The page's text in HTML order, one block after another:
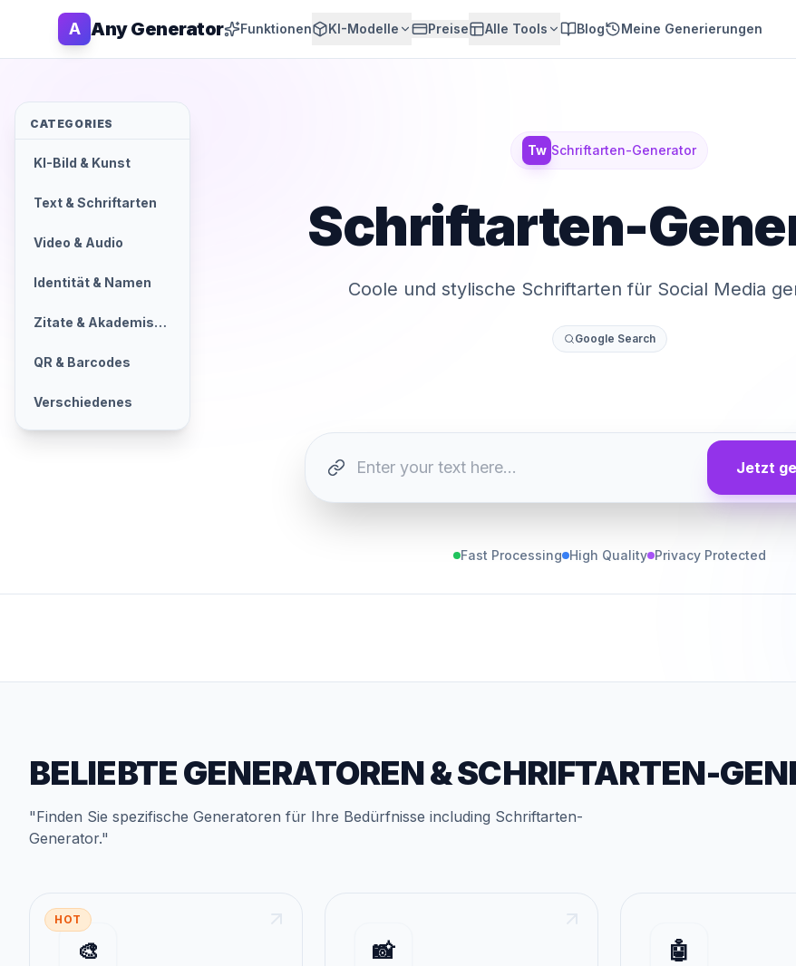
A Any Generator Funktionen KI-Modelle Preise Alle Tools Blog Meine Generierungen
Tw Schriftarten-Generator
Schriftarten-
Coole und stylische Schriftarten für Social Media
Google Search
Jetzt
Fast Processing High Quality Privacy Protected
BELIEBTE GENERATOREN&SCHRIFTARTEN-
"Finden Sie spezifische Generatoren für Ihre Bedürfnisse including Schriftarten-
Generator."
HOT
🎨 📸 🤖
CATEGORIES
KI-Bild & Kunst
Text & Schriftarten
Video & Audio
Identität & Namen
Zitate & Akademisch
QR & Barcodes
Verschiedenes